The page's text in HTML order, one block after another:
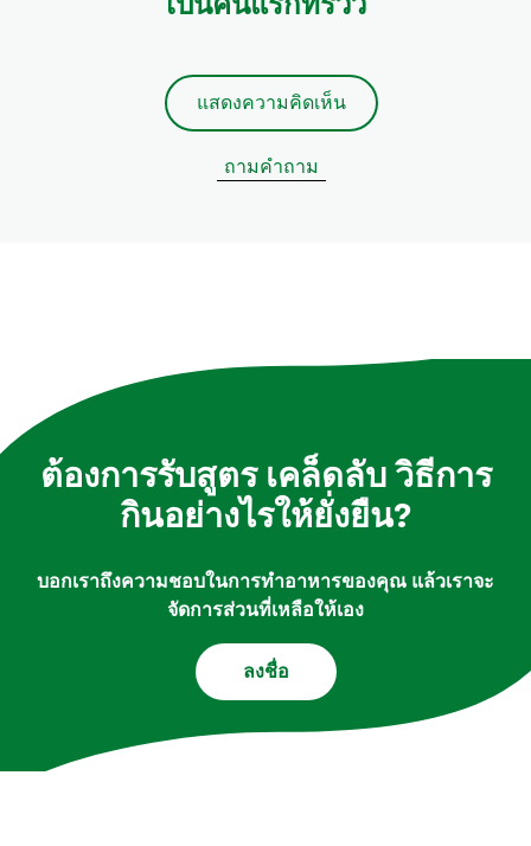
เป็นคนแรกที่รีวิว
แสดงความคิดเห็น
ถามคำถาม
ต้องการรับสูตร เคล็ดลับ วิธีการ
กินอย่างไรให้ยั่งยืน?
บอกเราถึงความชอบในการทำอาหารของคุณ แล้วเราจะ
จัดการส่วนที่เหลือให้เอง
ลงชื่อ